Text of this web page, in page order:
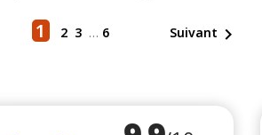
1 2 3 … 6 Suivant 